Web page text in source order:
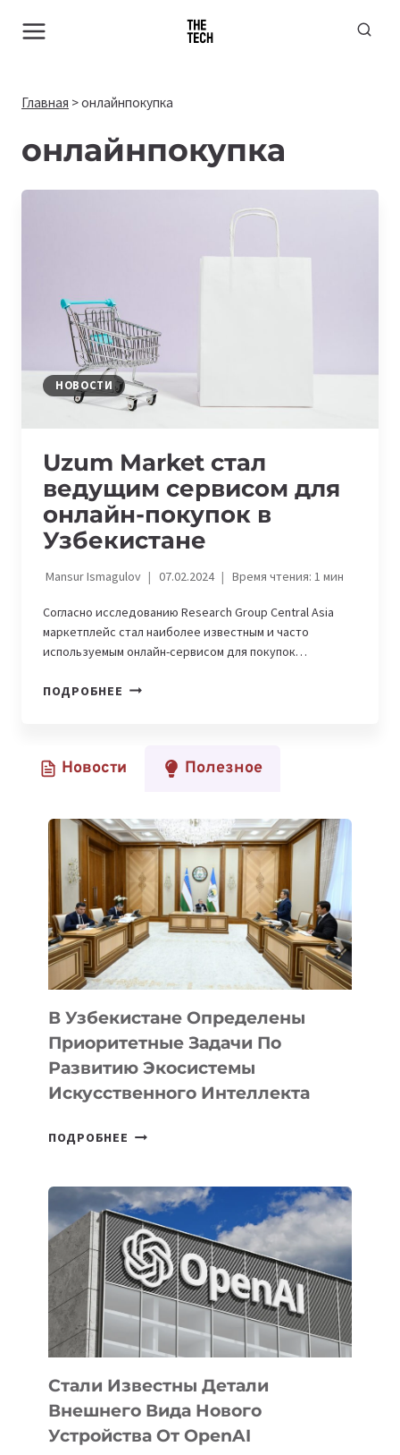
Главная >онлайнпокупка
онлайнпокупка
НОВОСТИ
Uzum Market стал
ведущим сервисом для
онлайн-покупок в
Узбекистане
Mansur Ismagulov 07.02.2024 Время чтения: 1мин
Согласно исследованию Research Group Central Asia
маркетплейс стал наиболее известным и часто
используемым онлайн-сервисом для покупок…
ПОДРОБНЕЕ UZUM
СЕРВИСОМ
ПОКУПОК
В
УЗБЕКИСТАНЕ
Новости Полезное
В Узбекистане Определены
Приоритетные Задачи По
Развитию Экосистемы
Искусственного Интеллекта
ПОДРОБНЕЕ
ПРИОРИТЕТНЫЕ
ЗАДАЧИ
ПО
РАЗВИТИЮ
ЭКОСИСТЕМЫ
ИСКУССТВЕННОГО
ИНТЕЛЛЕКТА
Стали Известны Детали
Внешнего Вида Нового
Устройства От OpenAI